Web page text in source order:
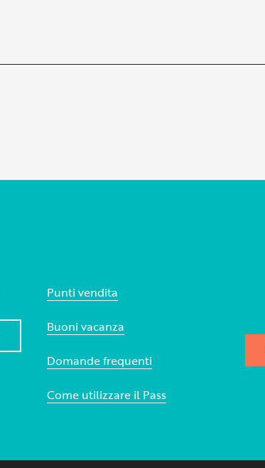
Punti vendita
Buoni vacanza
Domande frequenti
Come utilizzare il Pass